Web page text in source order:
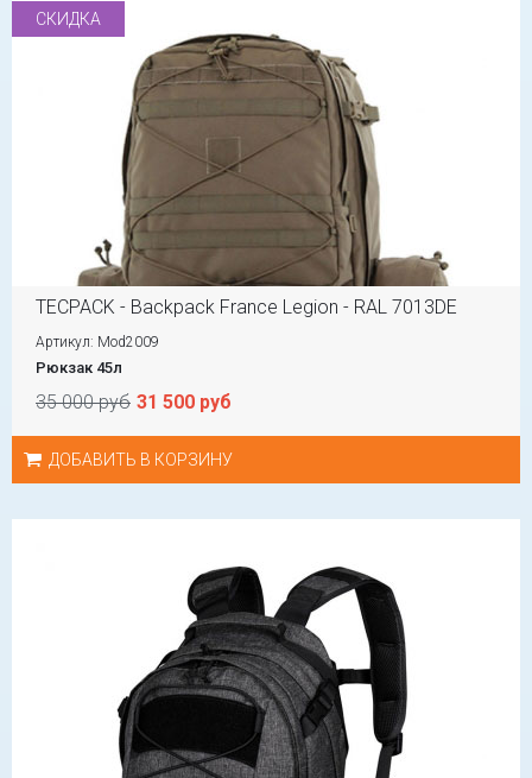
СКИДКА
TECPACK - Backpack France Legion - RAL 7013DE
Артикул: Mod2009
Рюкзак 45л
35 000 руб 31 500 руб
ДОБАВИТЬ В КОРЗИНУ